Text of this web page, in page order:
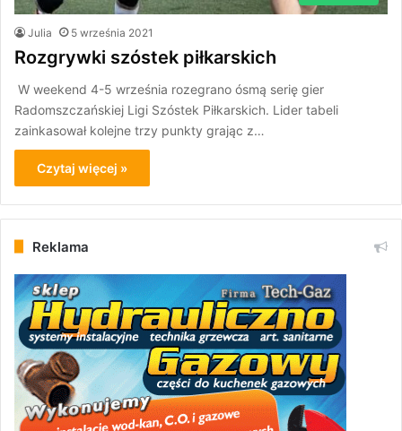
Julia 5 września 2021
Rozgrywki szóstek piłkarskich
W weekend 4-5 września rozegrano ósmą serię gier
Radomszczańskiej Ligi Szóstek Piłkarskich. Lider tabeli
zainkasował kolejne trzy punkty grając z…
Czytaj więcej »
Reklama